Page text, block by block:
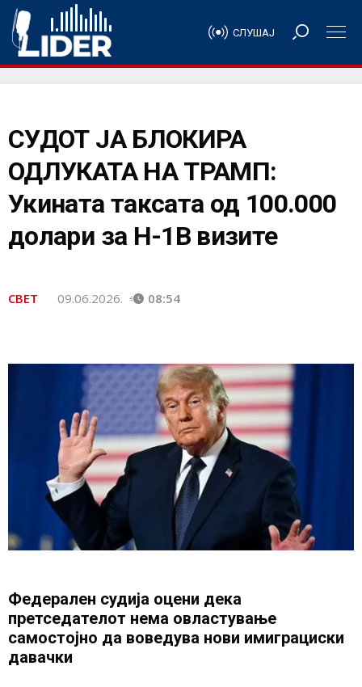
СЛУШАЈ
СУДОТ ЈА БЛОКИРА
ОДЛУКАТА НА ТРАМП:
Укината таксата од 100.000
долари за H-1B визите
СВЕТ 09.06.2026. 08:54
Федерален судија оцени дека
претседателот нема овластување
самостојно да воведува нови имиграциски
давачки